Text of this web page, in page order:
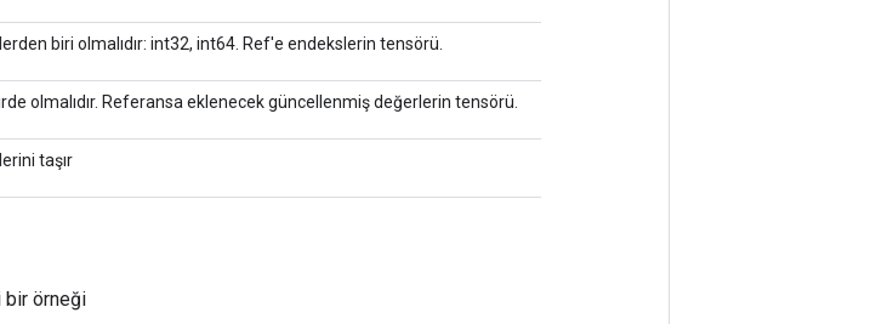
biri olmalıdır: int32, int64. Ref'e endekslerin tensörü.
olmalıdır. Referansa eklenecek güncellenmiş değerlerin tensörü.
taşır
bir örneği